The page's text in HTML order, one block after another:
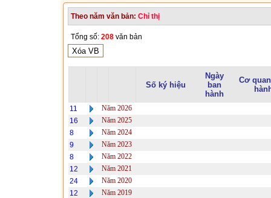
Theo năm văn bản: Chỉ thị
Tổng số: 208 văn bản
Số ký hiệu
Ngày
ban
hành
Cơ
11
Năm 2026
16
Năm 2025
8
Năm 2024
9
Năm 2023
8
Năm 2022
12
Năm 2021
24
Năm 2020
12
Năm 2019